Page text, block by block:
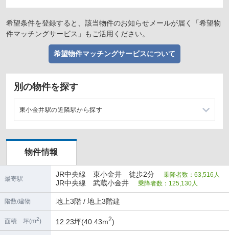
希望条件を登録すると、該当物件のお知らせメールが届く「希望物
件マッチングサービス」もご活用ください。
希望物件マッチングサービスについて
別の物件を探す
東小金井駅の近隣駅から探す
武蔵境駅の店舗物件・貸店舗・テナント一覧
国分寺駅の店舗物件・貸店舗・テナント一覧
三鷹駅の店舗物件・貸店舗・テナント一覧
物件情報
最寄駅
JR中央線 東小金井 徒歩2分 乗降者数：63,516人
JR中央線 武蔵小金井 乗降者数：125,130人
階数/建物 地上3階 / 地上3階建
面積 坪(m2) 12.23坪(40.43m2)